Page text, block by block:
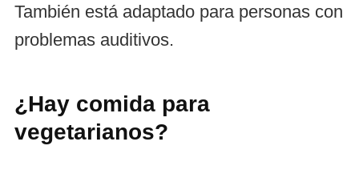
También está adaptado para personas con
problemas auditivos.
¿Hay comida para
vegetarianos?